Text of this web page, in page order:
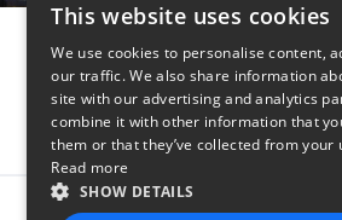
Report this
This website uses cookies
We use cookies to personalise content,
our traffic. We also share information
site with our advertising and analytics
combine it with other information that
them or that they’ve collected from your
Read more
SHOW DETAILS